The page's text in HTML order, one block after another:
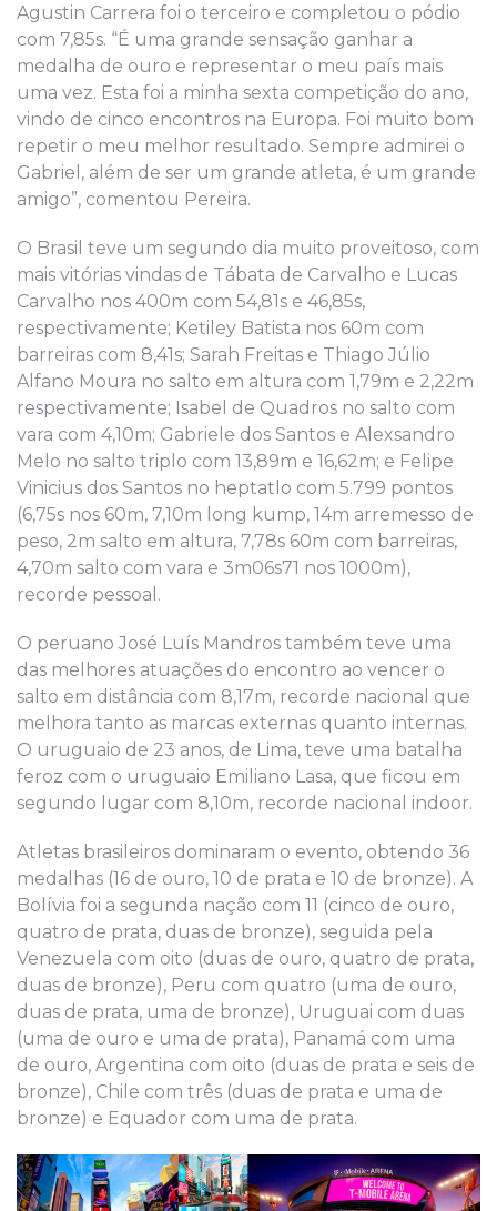
Agustin Carrera foi o terceiro e completou o pódio
com 7,85s. “É uma grande sensação ganhar a
medalha de ouro e representar o meu país mais
uma vez. Esta foi a minha sexta competição do ano,
vindo de cinco encontros na Europa. Foi muito bom
repetir o meu melhor resultado. Sempre admirei o
Gabriel, além de ser um grande atleta, é um grande
amigo”, comentou Pereira.
O Brasil teve um segundo dia muito proveitoso, com
mais vitórias vindas de Tábata de Carvalho e Lucas
Carvalho nos 400m com 54,81s e 46,85s,
respectivamente; Ketiley Batista nos 60m com
barreiras com 8,41s; Sarah Freitas e Thiago Júlio
Alfano Moura no salto em altura com 1,79m e 2,22m
respectivamente; Isabel de Quadros no salto com
vara com 4,10m; Gabriele dos Santos e Alexsandro
Melo no salto triplo com 13,89m e 16,62m; e Felipe
Vinicius dos Santos no heptatlo com 5.799 pontos
(6,75s nos 60m, 7,10m long kump, 14m arremesso de
peso, 2m salto em altura, 7,78s 60m com barreiras,
4,70m salto com vara e 3m06s71 nos 1000m),
recorde pessoal.
O peruano José Luís Mandros também teve uma
das melhores atuações do encontro ao vencer o
salto em distância com 8,17m, recorde nacional que
melhora tanto as marcas externas quanto internas.
O uruguaio de 23 anos, de Lima, teve uma batalha
feroz com o uruguaio Emiliano Lasa, que ficou em
segundo lugar com 8,10m, recorde nacional indoor.
Atletas brasileiros dominaram o evento, obtendo 36
medalhas (16 de ouro, 10 de prata e 10 de bronze). A
Bolívia foi a segunda nação com 11 (cinco de ouro,
quatro de prata, duas de bronze), seguida pela
Venezuela com oito (duas de ouro, quatro de prata,
duas de bronze), Peru com quatro (uma de ouro,
duas de prata, uma de bronze), Uruguai com duas
(uma de ouro e uma de prata), Panamá com uma
de ouro, Argentina com oito (duas de prata e seis de
bronze), Chile com três (duas de prata e uma de
bronze) e Equador com uma de prata.